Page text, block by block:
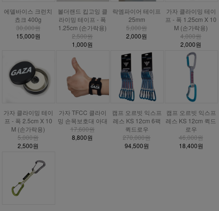
에델바이스 크런치
쵸크 400g
30,000원
15,000원
볼더랜드 킵고잉 클
라이밍 테이프 - 폭
1.25cm (손가락용)
2,500원
1,000원
락엠파이어 테이프
25mm
5,000원
2,000원
가자 클라이밍 테이
프 - 폭 1.25cm X 10
M (손가락용)
4,000원
2,000원
가자 클라이밍 테이
프 - 폭 2.5cm X 10
M (손가락용)
5,000원
2,500원
가자 TFCC 클라이
밍 손목보호대 아대
17,600원
8,800원
캠프 오르빗 익스프
레스 KS 12cm 6팩
퀵드로우
270,000원
94,500원
캠프 오르빗 익스프
레스 KS 12cm 퀵드
로우
46,000원
18,400원